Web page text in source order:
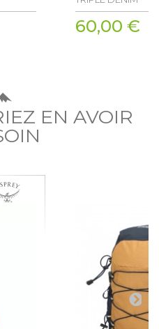
60,00 €
EN AVOIR